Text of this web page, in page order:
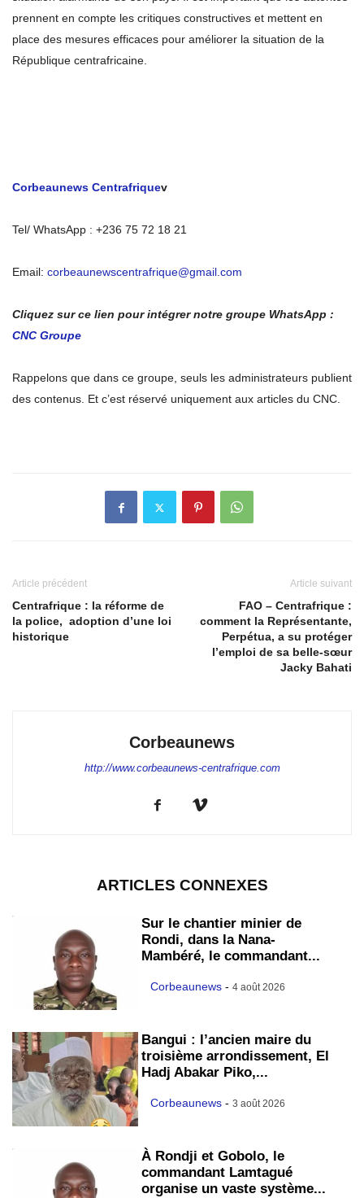
prennent en compte les critiques constructives et mettent en
place des mesures efficaces pour améliorer la situation de la
République centrafricaine.
Corbeaunews Centrafriquev
Tel/ WhatsApp : +236 75 72 18 21
Email: corbeaunewscentrafrique@gmail.com
Cliquez sur ce lien pour intégrer notre groupe WhatsApp :
CNC Groupe
Rappelons que dans ce groupe, seuls les administrateurs publient
des contenus. Et c’est réservé uniquement aux articles du CNC.
Article précédent
Centrafrique : la réforme de
la police, adoption d’une loi
historique
Article suivant
FAO – Centrafrique :
comment la Représentante,
Perpétua, a su protéger
l’emploi de sa belle-sœur
Jacky Bahati
Corbeaunews
http://www.corbeaunews-centrafrique.com
ARTICLES CONNEXES
Sur le chantier minier de
Rondi, dans la Nana-
Mambéré, le commandant...
Corbeaunews - 4 août 2026
Bangui : l’ancien maire du
troisième arrondissement, El
Hadj Abakar Piko,...
Corbeaunews - 3 août 2026
À Rondji et Gobolo, le
commandant Lamtagué
organise un vaste système...